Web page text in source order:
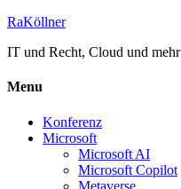
RaKöllner
IT und Recht, Cloud und mehr
Menu
Konferenz
Microsoft
Microsoft AI
Microsoft Copilot
Metaverse